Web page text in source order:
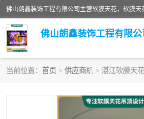
佛山朗鑫装饰工程有限公
当前位置： 首页 > 供应商机 > 湛江软膜天
软